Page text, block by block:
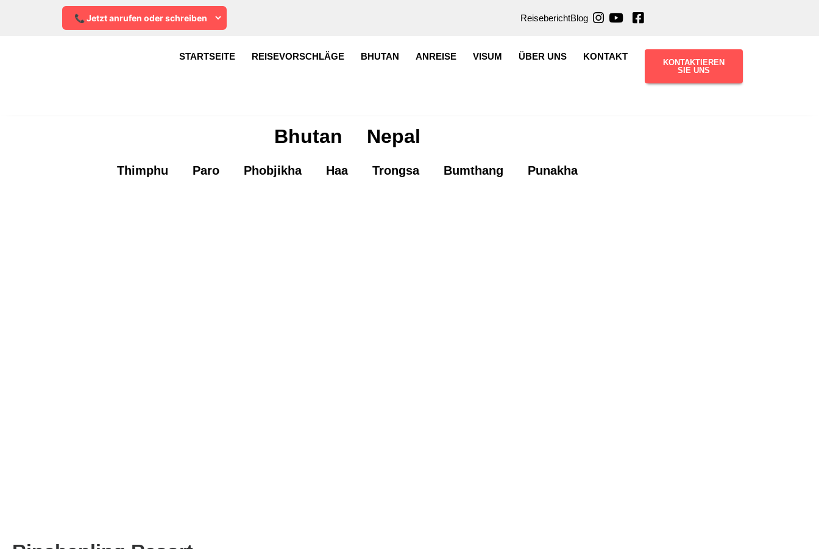
ReiseberichtBlog
STARTSEITE REISEVORSCHLÄGE BHUTAN ANREISE VISUM ÜBER UNS KONTAKT
KONTAKTIEREN
SIE UNS
Bhutan Nepal
Thimphu Paro Phobjikha Haa Trongsa Bumthang Punakha